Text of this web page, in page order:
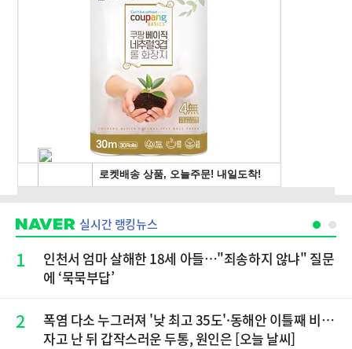
실시간 랭킹뉴스
1
인천서 엄마 살해한 18세 아들…"죄송하지 않냐" 질문
에 ‘묵묵부답’
2
폭염 다소 누그러져 '낮 최고 35도'·동해안 이틀째 비…
자고 난 뒤 갑작스러운 두통, 원인은 [오늘 날씨]